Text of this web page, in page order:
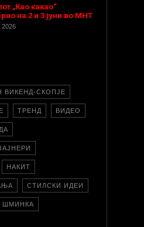
„Као какао“
на 2 и 3 јуни во МНТ
2026
ВИКЕНД-СКОПЈЕ
ТРЕНД ВИДЕО
НАКИТ
СТИЛСКИ ИДЕИ
ШМИНКА